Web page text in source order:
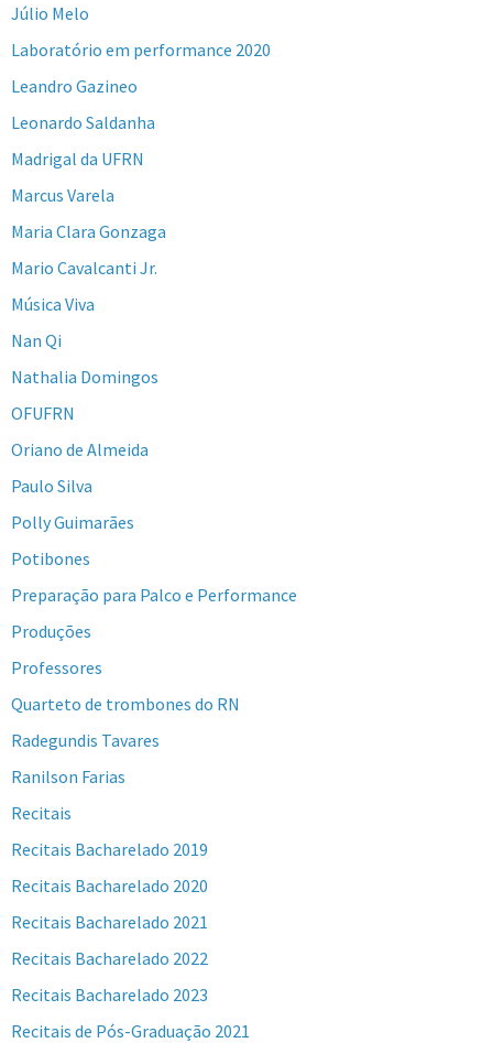
Júlio Melo
Laboratório em performance 2020
Leandro Gazineo
Leonardo Saldanha
Madrigal da UFRN
Marcus Varela
Maria Clara Gonzaga
Mario Cavalcanti Jr.
Música Viva
Nan Qi
Nathalia Domingos
OFUFRN
Oriano de Almeida
Paulo Silva
Polly Guimarães
Potibones
Preparação para Palco e Performance
Produções
Professores
Quarteto de trombones do RN
Radegundis Tavares
Ranilson Farias
Recitais
Recitais Bacharelado 2019
Recitais Bacharelado 2020
Recitais Bacharelado 2021
Recitais Bacharelado 2022
Recitais Bacharelado 2023
Recitais de Pós-Graduação 2021